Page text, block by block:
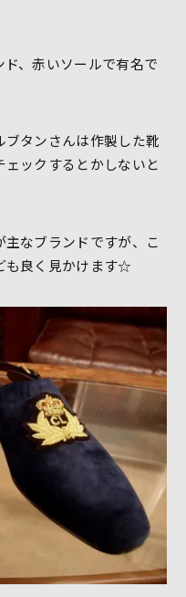
、赤いソールで有名で
タンさんは作製した靴
ックするとかしないと
なブランドですが、こ
も良く見かけます☆